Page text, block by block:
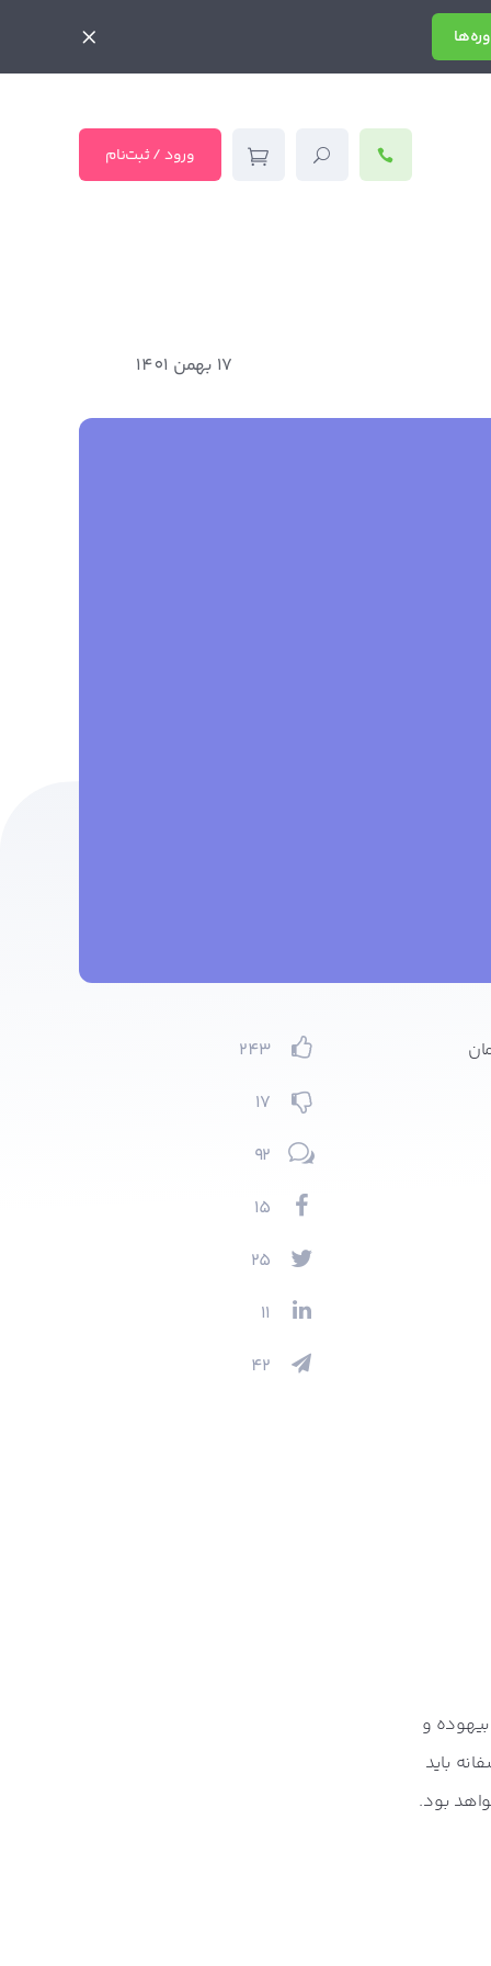
ورود / ثبت‌نام
17 بهمن 1401
243
17
92
15
25
11
42
و
باید
بود.